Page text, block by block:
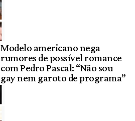
Modelo americano nega
rumores de possível romance
com Pedro Pascal: “Não sou
gay nem garoto de programa”